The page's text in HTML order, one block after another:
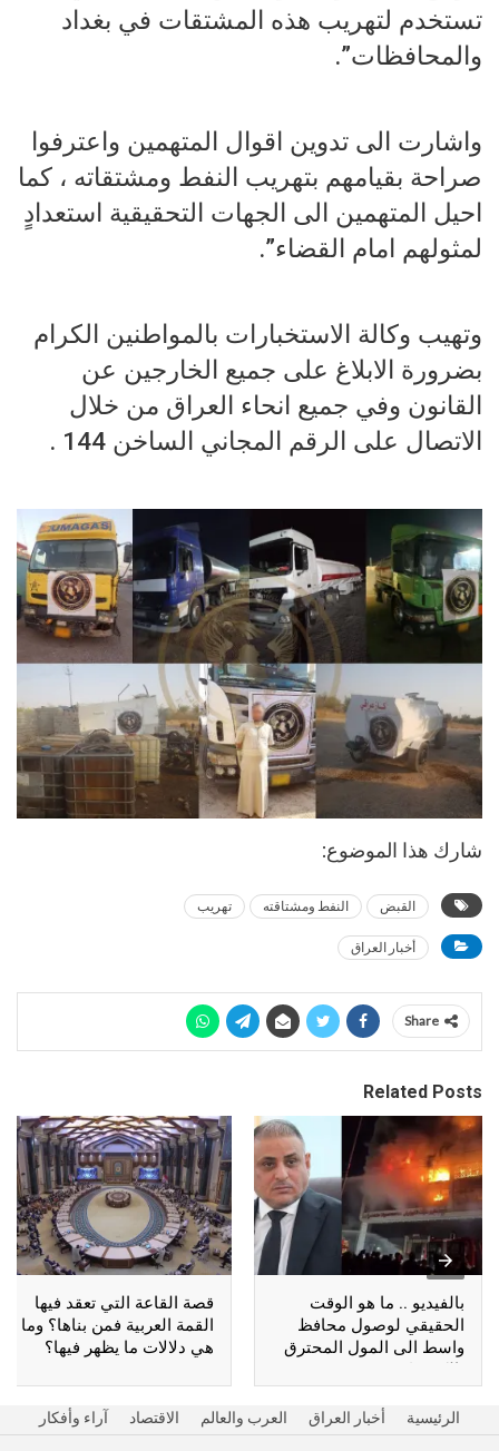
تستخدم لتهريب هذه المشتقات في بغداد
والمحافظات”.
واشارت الى تدوين اقوال المتهمين واعترفوا
صراحة بقيامهم بتهريب النفط ومشتقاته ، كما
احيل المتهمين الى الجهات التحقيقية استعدادٍ
لمثولهم امام القضاء”.
وتهيب وكالة الاستخبارات بالمواطنين الكرام
بضرورة الابلاغ على جميع الخارجين عن
القانون وفي جميع انحاء العراق من خلال
الاتصال على الرقم المجاني الساخن 144 .
شارك هذا الموضوع:
القبض النفط ومشتاقته تهريب
أخبار العراق
Share
Related Posts
بالفيديو .. ما هو الوقت
الحقيقي لوصول محافظ
واسط الى المول المحترق
بالكوت؟
قصة القاعة التي تعقد فيها
القمة العربية فمن بناها؟ وما
هي دلالات ما يظهر فيها؟
الرئيسية أخبار العراق العرب والعالم الاقتصاد آراء وأفكار